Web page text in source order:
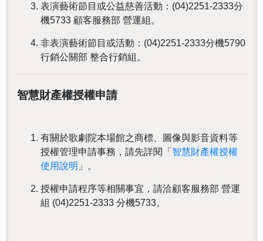
表演藝術節目或公益慈善活動： (04)2251-2333分
機5733 顧客服務部 營運組。
非表演藝術節目或活動： (04)2251-2333分機5790
行銷公關部 整合行銷組 。
智慧財產權授權申請
有關於歌劇院本場館之商標、圖像與影音資料等
授權管理申請事務，請先詳閱「 智慧財產權授權
使用說明 」。
授權申請程序等相關事宜，請洽顧客服務部 營運
組 (04)2251-2333 分機5733。